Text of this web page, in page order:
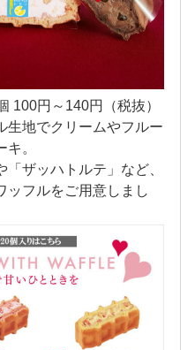
年8月
年6月
年5月
年4月
年2月
年1月
年12月
100円～140円（税抜）
生地でクリームやフルー
。
「ザッハトルテ」など、
ッフルをご用意しまし